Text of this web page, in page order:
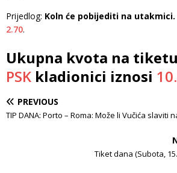
Prijedlog: Koln će pobijediti na utakmici.
2.70.
Ukupna kvota na
PSK kladionici iznosi
PREVIOUS
TIP DANA: Porto – Roma: Može li Vučića slaviti
Tiket dana (Subota,